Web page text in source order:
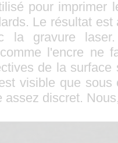
pour imprimer
Le résultat est
la gravure
l'encre ne
de la
visible que sous
assez discret.